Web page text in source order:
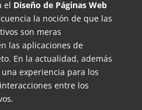
el Diseño de Páginas Web
la noción de que las
son meras
las aplicaciones de
En la actualidad, además
experiencia para los
entre los